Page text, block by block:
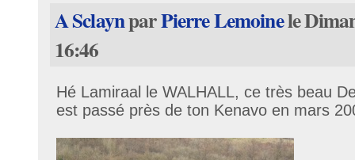
A SclaynparPierre Lemoinele
16:46
Hé Lamiraal le WALHALL, ce très beau
est passé près de ton Kenavo en mars